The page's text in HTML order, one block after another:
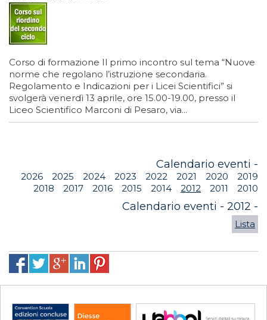
Corso di formazione Il primo incontro sul tema “Nuove
norme che regolano l’istruzione secondaria.
Regolamento e Indicazioni per i Licei Scientifici” si
svolgerà venerdì 13 aprile, ore 15.00-19.00, presso il
Liceo Scientifico Marconi di Pesaro, via...
Calendario eventi -
2026 2025 2024 2023 2022 2021 2020
2019
2018
2017 2016 2015 2014 2012 2011 2010
Calendario eventi - 2012 -
Lista